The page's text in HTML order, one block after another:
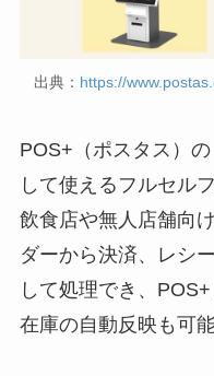
出典： https://
POS+（ポスタス）
して使えるフルセル
飲食店や無人店舗向
ダーから決済、レシ
して処理でき、
在庫の自動反映も可能